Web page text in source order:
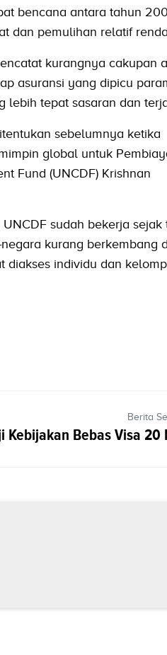
bencana antara tahun
dan pemulihan relatif
kurangnya cakupan
asuransi yang dipicu
tepat sasaran dan
sebelumnya ketika
global untuk
Fund (UNCDF) Krishnan
sudah bekerja sejak
kurang berkembang
diakses individu dan
Berita
Kebijakan Bebas Visa 20